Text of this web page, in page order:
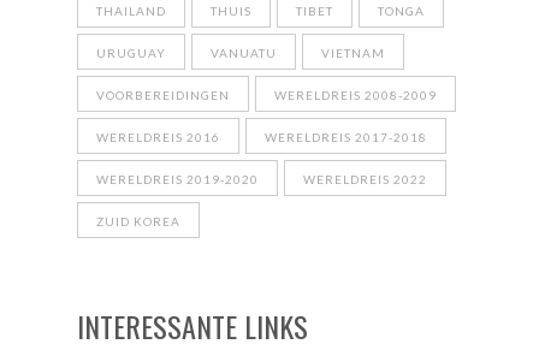
THAILAND THUIS TIBET TONGA
URUGUAY VANUATU VIETNAM
VOORBEREIDINGEN WERELDREIS 2008-2009
WERELDREIS 2016 WERELDREIS 2017-2018
WERELDREIS 2019-2020 WERELDREIS 2022
ZUID KOREA
INTERESSANTE LINKS